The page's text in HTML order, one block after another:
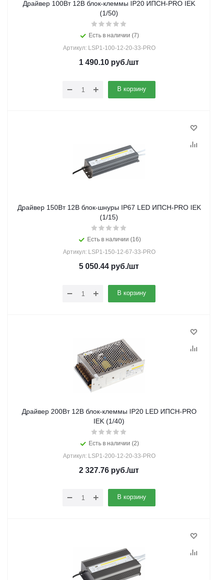
Драйвер 100Вт 12В блок-клеммы IP20 ИПСН-PRO IEK
(1/50)
Есть в наличии (7)
Артикул: LSP1-100-12-20-33-PRO
1 490.10 руб./шт
В корзину
Драйвер 150Вт 12В блок-шнуры IP67 LED ИПСН-PRO IEK
(1/15)
Есть в наличии (16)
Артикул: LSP1-150-12-67-33-PRO
5 050.44 руб./шт
В корзину
Драйвер 200Вт 12В блок-клеммы IP20 LED ИПСН-PRO
IEK (1/40)
Есть в наличии (2)
Артикул: LSP1-200-12-20-33-PRO
2 327.76 руб./шт
В корзину